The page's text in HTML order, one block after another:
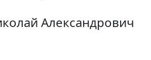
Александрович